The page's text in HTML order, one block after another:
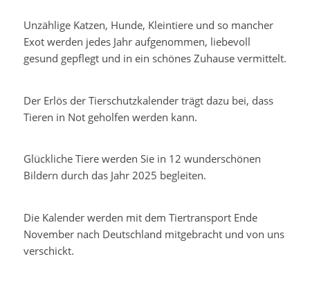
Unzählige Katzen, Hunde, Kleintiere und so mancher
Exot werden jedes Jahr aufgenommen, liebevoll
gesund gepflegt und in ein schönes Zuhause vermittelt.
Der Erlös der Tierschutzkalender trägt dazu bei, dass
Tieren in Not geholfen werden kann.
Glückliche Tiere werden Sie in 12 wunderschönen
Bildern durch das Jahr 2025 begleiten.
Die Kalender werden mit dem Tiertransport Ende
November nach Deutschland mitgebracht und von uns
verschickt.